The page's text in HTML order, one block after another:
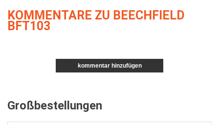
KOMMENTARE ZU BEECHFIELD
BFT103
kommentar hinzufügen
Großbestellungen